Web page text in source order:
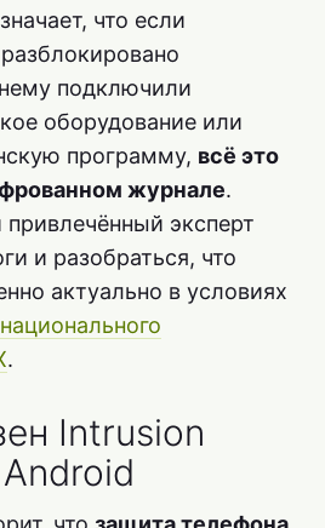
что если
подключили
оборудование или
программу, всё это
журнале.
эксперт
и разобраться, что
актуально в условиях
.
Intrusion